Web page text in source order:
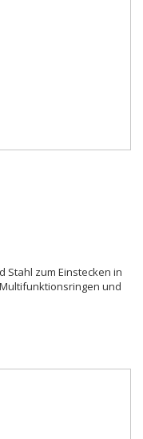
Stahl zum Einstecken in
und